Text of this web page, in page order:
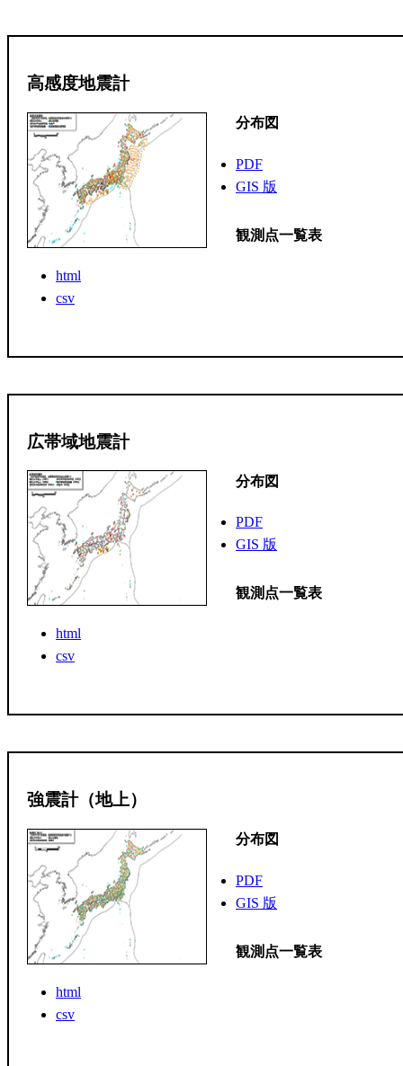
高感度地震計
分布図
PDF
GIS 版
観測点一覧表
html
csv
広帯域地震計
分布図
PDF
GIS 版
観測点一覧表
html
csv
強震計（地上）
分布図
PDF
GIS 版
観測点一覧表
html
csv